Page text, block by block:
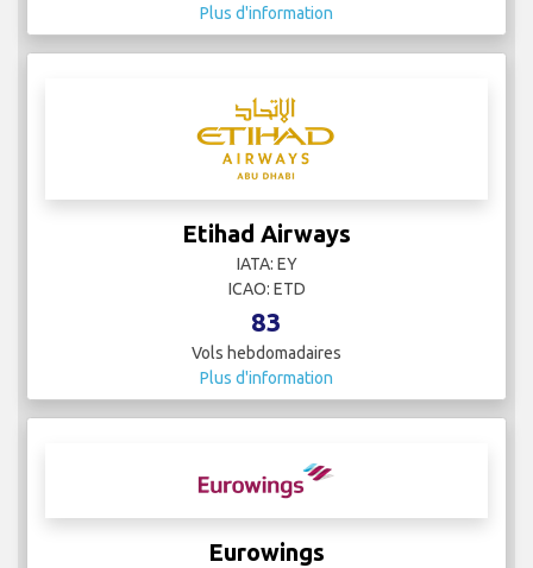
Plus d'information
Etihad Airways
IATA: EY
ICAO: ETD
83
Vols hebdomadaires
Plus d'information
Eurowings